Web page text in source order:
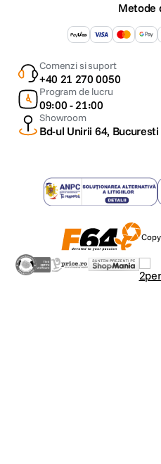
Metode
Comenzi si suport
+40 21 270 0050
Program de lucru
09:00 - 21:00
Showroom
Bd-ul Unirii 64, Bucuresti